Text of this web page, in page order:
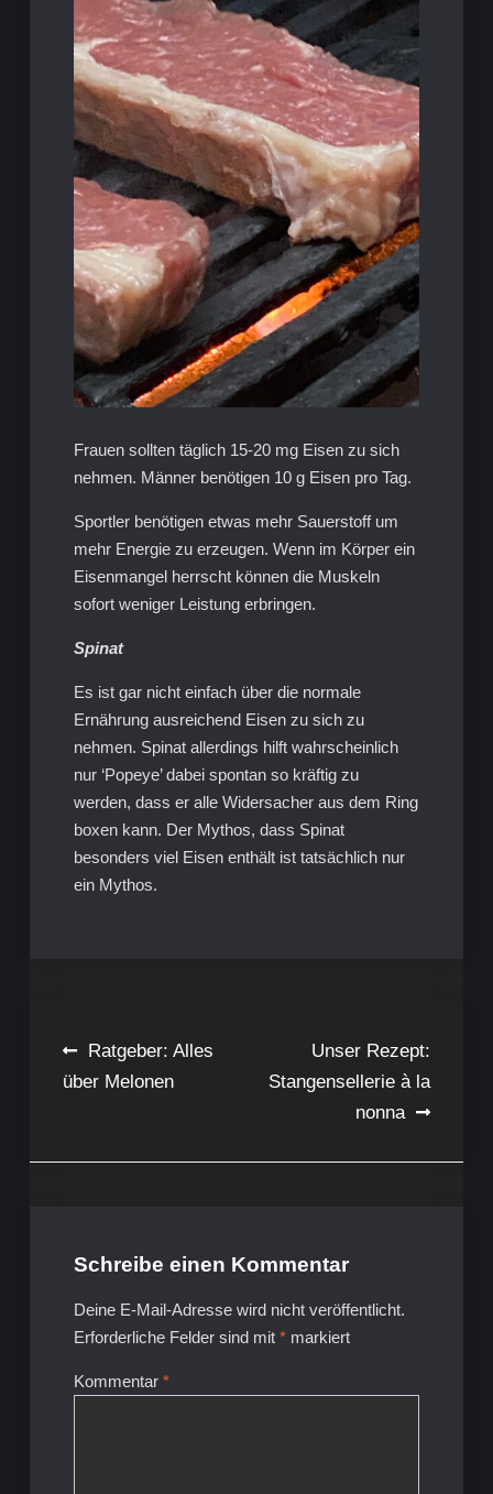
Frauen sollten täglich 15-20 mg Eisen zu sich
nehmen. Männer benötigen 10 g Eisen pro Tag.
Sportler benötigen etwas mehr Sauerstoff um
mehr Energie zu erzeugen. Wenn im Körper ein
Eisenmangel herrscht können die Muskeln
sofort weniger Leistung erbringen.
Spinat
Es ist gar nicht einfach über die normale
Ernährung ausreichend Eisen zu sich zu
nehmen. Spinat allerdings hilft wahrscheinlich
nur ‘Popeye’ dabei spontan so kräftig zu
werden, dass er alle Widersacher aus dem Ring
boxen kann. Der Mythos, dass Spinat
besonders viel Eisen enthält ist tatsächlich nur
ein Mythos.
Beitragsnavigation
Ratgeber: Alles
über Melonen
Unser Rezept:
Stangensellerie à la
nonna
Schreibe einen Kommentar
Deine E-Mail-Adresse wird nicht veröffentlicht.
Erforderliche Felder sind mit *markiert
Kommentar *